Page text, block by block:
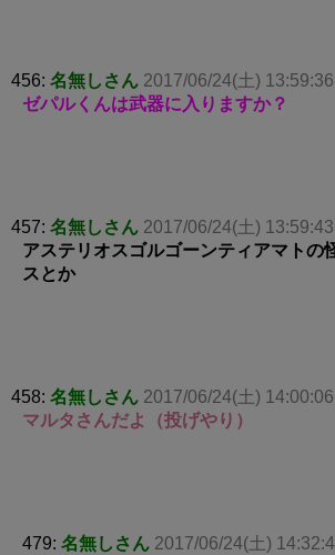
456: 名無しさん 2017/06/24(土) 13:59:36
ゼパルくんは武器に入りますか？
457: 名無しさん 2017/06/24(土) 13:59:43
アステリオスゴルゴーンティアマトの
スとか
458: 名無しさん 2017/06/24(土) 14:00:06
マルタさんだよ（投げやり）
479: 名無しさん 2017/06/24(土)